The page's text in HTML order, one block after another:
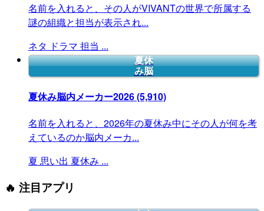
名前を入れると、その人がVIVANTの世界で所属する
謎の組織と担当が表示され...
ネタ ドラマ 担当 ...
夏休
み脳
夏休み脳内メーカー2026(5,910)
名前を入れると、2026年の夏休み中にその人が何を考
えているのか脳内メーカ...
夏 思い出 夏休み ...
🔥 注目アプリ